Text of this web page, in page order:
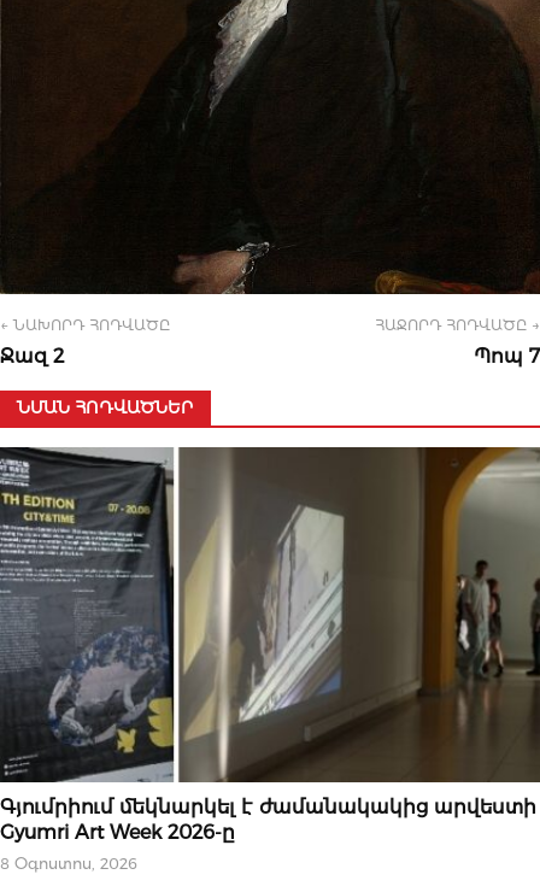
← ՆԱԽՈՐԴ ՀՈԴՎԱԾԸ
Ջազ 2
ՀԱՋՈՐԴ ՀՈԴՎԱԾԸ →
Պոպ 7
ՆՄԱՆ ՀՈԴՎԱԾՆԵՐ
ՄՇԱԿՈՒԹԱՅԻՆ
Գյումրիում մեկնարկել է ժամանակակից արվեստի
Gyumri Art Week 2026-ը
8 Օգոստոս, 2026